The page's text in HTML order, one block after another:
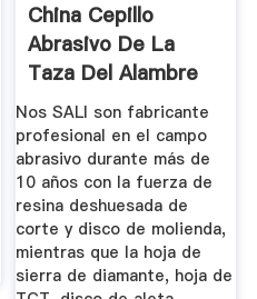
China Cepillo
Abrasivo De La
Taza Del Alambre
De Cobre ...
Nos SALI son fabricante
profesional en el campo
abrasivo durante más de
10 años con la fuerza de
resina deshuesada de
corte y disco de molienda,
mientras que la hoja de
sierra de diamante, hoja de